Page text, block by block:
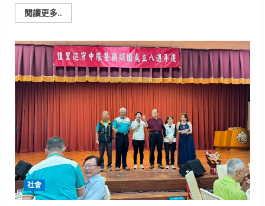
品
魚
閱讀更多..
more
世
獨
家！
奇
美
食
品
聯
秋
禮
盒
盼
「柚」
發
心
社會